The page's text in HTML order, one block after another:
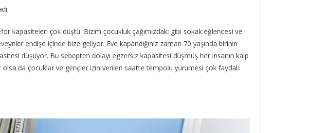
kapasiteleri çok düştü. Bizim çocukluk çağımızdaki gibi sokak eğlencesi ve
endişe içinde bize geliyor. Eve kapandığınız zaman 70 yaşında birinin
düşüyor. Bu sebepten dolayı egzersiz kapasitesi düşmüş her insanın kalp
olsa da çocuklar ve gençler izin verilen saatte tempolu yürümesi çok faydalı.